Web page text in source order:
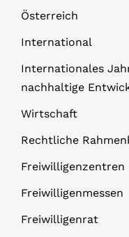
Österreich
International
Internationales
nachhaltige
Wirtschaft
Rechtliche
Freiwilligenzentren
Freiwilligenmessen
Freiwilligenrat